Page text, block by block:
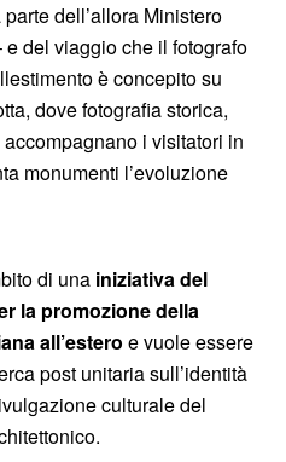
parte dell’allora Ministero
del viaggio che il fotografo
è concepito su
dove fotografia storica,
i visitatori in
monumenti l’evoluzione
di una iniziativa del
la promozione della
all’estero e vuole essere
post unitaria sull’identità
culturale del